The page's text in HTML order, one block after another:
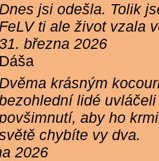
Dnes jsi odešla. Tolik
FeLV ti ale život vzala
března 2026
Dáša
Dvěma krásným
lidé
aby ho
chybíte vy dva.
2026